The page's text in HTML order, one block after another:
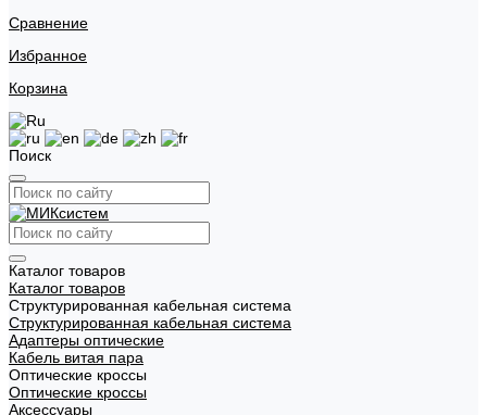
Сравнение
Избранное
Корзина
Поиск
Каталог товаров
Каталог товаров
Структурированная кабельная система
Структурированная кабельная система
Адаптеры оптические
Кабель витая пара
Оптические кроссы
Оптические кроссы
Аксессуары